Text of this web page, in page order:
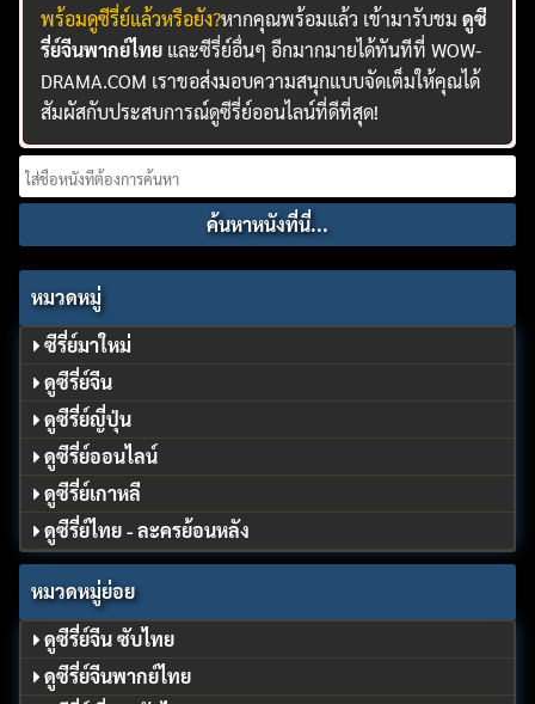
พร้อมดูซีรี่ย์แล้วหรือยัง?หากคุณพร้อมแล้ว เข้ามารับชมดูซี
รี่ย์จีนพากย์ไทย และซีรี่ย์อื่นๆ อีกมากมายได้ทันทีที่ WOW-
DRAMA.COM เราขอส่งมอบความสนุกแบบจัดเต็มให้คุณได้
สัมผัสกับประสบการณ์ดูซีรี่ย์ออนไลน์ที่ดีที่สุด!
Search
for:
หมวดหมู่
ซีรี่ย์มาใหม่
ดูซีรี่ย์จีน
ดูซีรี่ย์ญี่ปุ่น
ดูซีรี่ย์ออนไลน์
ดูซีรี่ย์เกาหลี
ดูซีรี่ย์ไทย - ละครย้อนหลัง
หมวดหมู่ย่อย
ดูซีรี่ย์จีน ซับไทย
ดูซีรี่ย์จีนพากย์ไทย